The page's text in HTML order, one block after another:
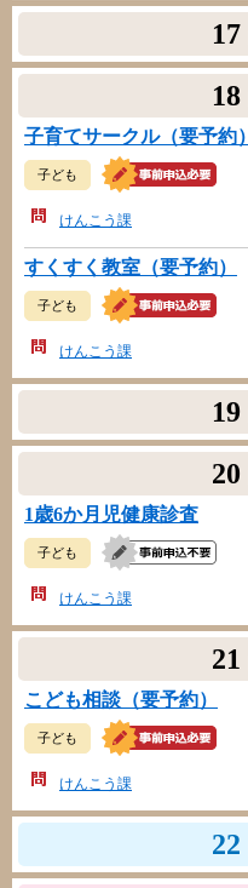
17
18
子育てサークル（要予約）
子ども
けんこう課
すくすく教室（要予約）
子ども
けんこう課
19
20
1歳6か月児健康診査
子ども
けんこう課
21
こども相談（要予約）
子ども
けんこう課
22